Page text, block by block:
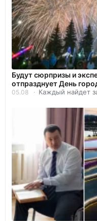
Будут сюрпризы и
отпразднует День
05.08 Каждый найдет